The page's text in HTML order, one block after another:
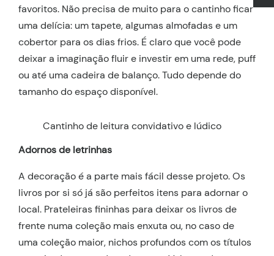
favoritos. Não precisa de muito para o cantinho ficar
uma delícia: um tapete, algumas almofadas e um
cobertor para os dias frios. É claro que você pode
deixar a imaginação fluir e investir em uma rede, puff
ou até uma cadeira de balanço. Tudo depende do
tamanho do espaço disponível.
Cantinho de leitura convidativo e lúdico
Adornos de letrinhas
A decoração é a parte mais fácil desse projeto. Os
livros por si só já são perfeitos itens para adornar o
local. Prateleiras fininhas para deixar os livros de
frente numa coleção mais enxuta ou, no caso de
uma coleção maior, nichos profundos com os títulos